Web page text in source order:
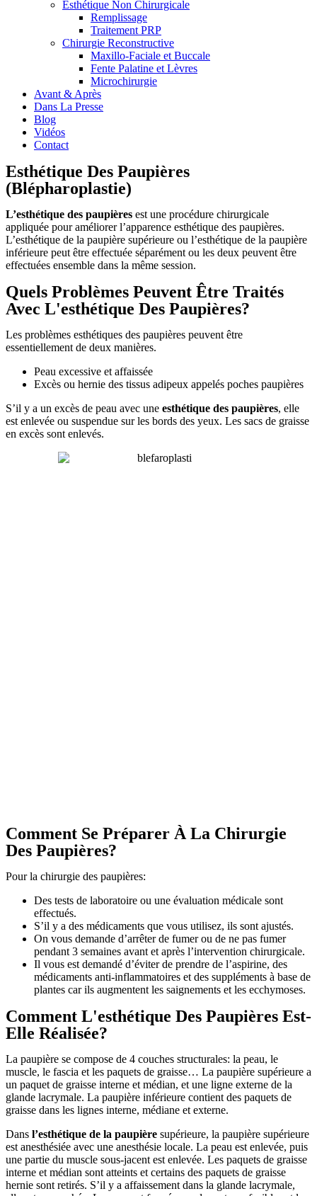
Esthétique Non Chirurgicale
Remplissage
Traitement PRP
Chirurgie Reconstructive
Maxillo-Faciale et Buccale
Fente Palatine et Lèvres
Microchirurgie
Avant & Après
Dans La Presse
Blog
Vidéos
Contact
Esthétique Des Paupières
(Blépharoplastie)
L’esthétique des paupières est une procédure chirurgicale
appliquée pour améliorer l’apparence esthétique des paupières.
L’esthétique de la paupière supérieure ou l’esthétique de la paupière
inférieure peut être effectuée séparément ou les deux peuvent être
effectuées ensemble dans la même session.
Quels Problèmes Peuvent Être Traités
Avec L'esthétique Des Paupières?
Les problèmes esthétiques des paupières peuvent être
essentiellement de deux manières.
Peau excessive et affaissée
Excès ou hernie des tissus adipeux appelés poches paupières
S’il y a un excès de peau avec une esthétique des paupières, elle
est enlevée ou suspendue sur les bords des yeux. Les sacs de graisse
en excès sont enlevés.
Comment Se Préparer À La Chirurgie
Des Paupières?
Pour la chirurgie des paupières:
Des tests de laboratoire ou une évaluation médicale sont
effectués.
S’il y a des médicaments que vous utilisez, ils sont ajustés.
On vous demande d’arrêter de fumer ou de ne pas fumer
pendant 3 semaines avant et après l’intervention chirurgicale.
Il vous est demandé d’éviter de prendre de l’aspirine, des
médicaments anti-inflammatoires et des suppléments à base de
plantes car ils augmentent les saignements et les ecchymoses.
Comment L'esthétique Des Paupières Est-
Elle Réalisée?
La paupière se compose de 4 couches structurales: la peau, le
muscle, le fascia et les paquets de graisse… La paupière supérieure a
un paquet de graisse interne et médian, et une ligne externe de la
glande lacrymale. La paupière inférieure contient des paquets de
graisse dans les lignes interne, médiane et externe.
Dans l’esthétique de la paupière supérieure, la paupière supérieure
est anesthésiée avec une anesthésie locale. La peau est enlevée, puis
une partie du muscle sous-jacent est enlevée. Les paquets de graisse
interne et médian sont atteints et certains des paquets de graisse
hernie sont retirés. S’il y a affaissement dans la glande lacrymale,